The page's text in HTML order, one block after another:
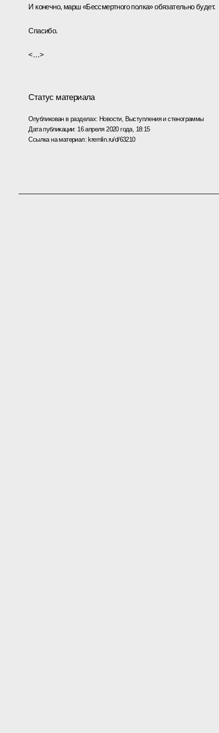
И конечно, марш «Бессмертного полка» обязательно будет.
Спасибо.
<…>
Статус материала
Опубликован в разделах: Новости, Выступления и стенограммы
Дата публикации: 16 апреля 2020 года, 18:15
Ссылка на материал: kremlin.ru/d/63210